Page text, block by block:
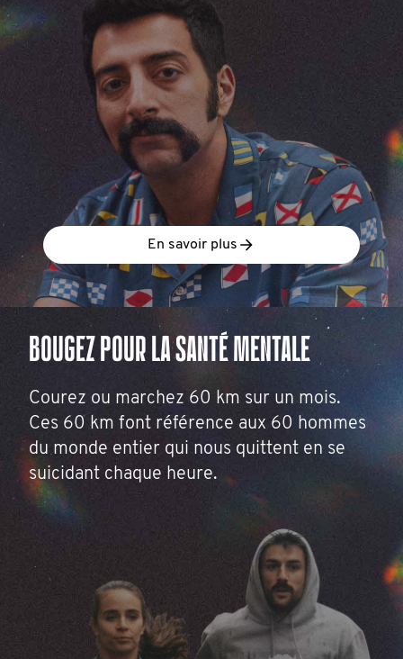
En savoir plus
BOUGEZ POUR LA SANTÉ MENTALE
Courez ou marchez 60 km sur un mois.
Ces 60 km font référence aux 60 hommes
du monde entier qui nous quittent en se
suicidant chaque heure.